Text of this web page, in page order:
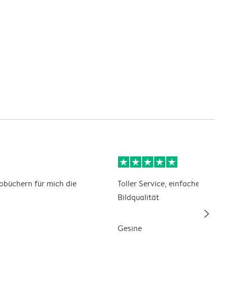
für mich die
Toller Service, einfache Tools
Bildqualität
Gesine
slim_arrow_right